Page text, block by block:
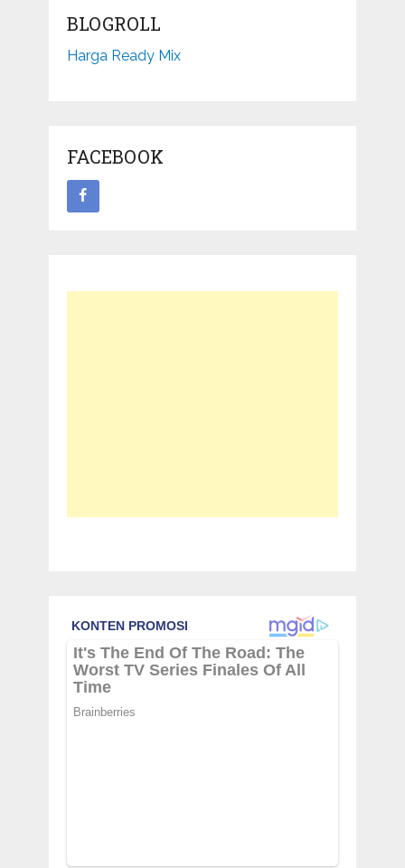
BLOGROLL
Harga Ready Mix
FACEBOOK